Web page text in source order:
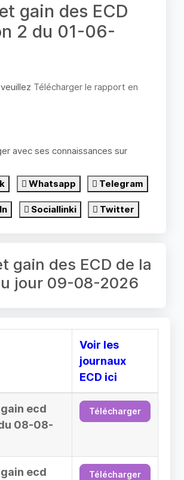
gain des ECD
2 du 01-06-
Télécharger le rapport en
avec ses connaissances sur
Whatsapp Telegram
Sociallinki Twitter
gain des ECD de la
jour 09-08-2026
Voir les
journaux
ECD ici
ecd
08-08-
Télécharger
ecd
Télécharger